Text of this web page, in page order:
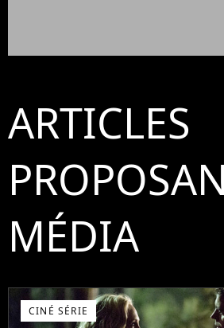
ARTICLES
MÉDIA
CINÉ SÉRIE